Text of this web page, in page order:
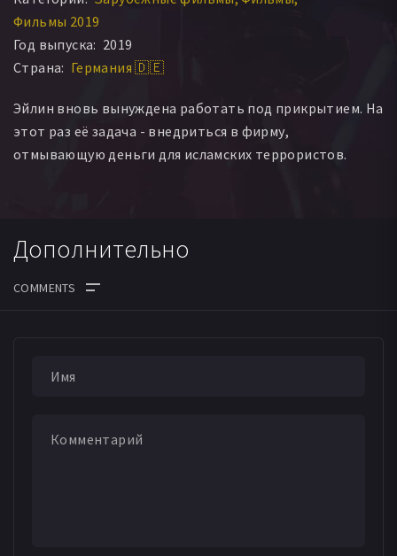
Фильмы 2019
Год выпуска: 2019
Страна: Германия 🇩🇪
Эйлин вновь вынуждена работать под прикрытием. На
этот раз её задача - внедриться в фирму,
отмывающую деньги для исламских террористов.
Дополнительно